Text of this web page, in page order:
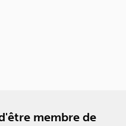
membre de